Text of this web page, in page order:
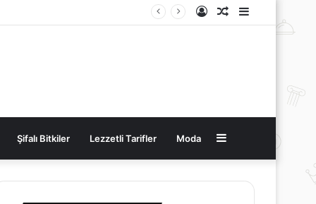
Kenar
Bölmesi
Rastgele
Kayıt
Şifalı Bitkiler Lezzetli Tarifler Moda Kenar
Bölmesi